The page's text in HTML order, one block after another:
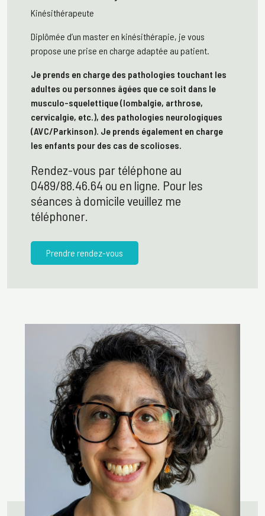
Kinésithérapeute
Diplômée d’un master en kinésithérapie, je vous
propose une prise en charge adaptée au patient.
Je prends en charge des pathologies touchant les
adultes ou personnes âgées que ce soit dans le
musculo-squelettique (lombalgie, arthrose,
cervicalgie, etc.), des pathologies neurologiques
(AVC/Parkinson). Je prends également en charge
les enfants pour des cas de scolioses.
Rendez-vous par téléphone au
0489/88.46.64 ou en ligne. Pour les
séances à domicile veuillez me
téléphoner.
Prendre rendez-vous